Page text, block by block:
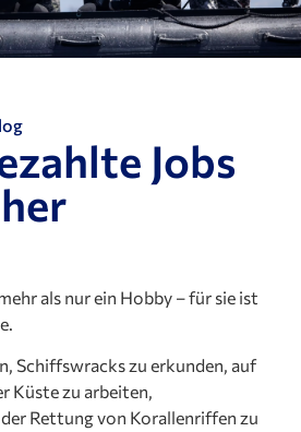
Jobs
als nur ein Hobby – für sie ist
Schiffswracks zu erkunden, auf
Küste zu arbeiten,
Rettung von Korallenriffen zu